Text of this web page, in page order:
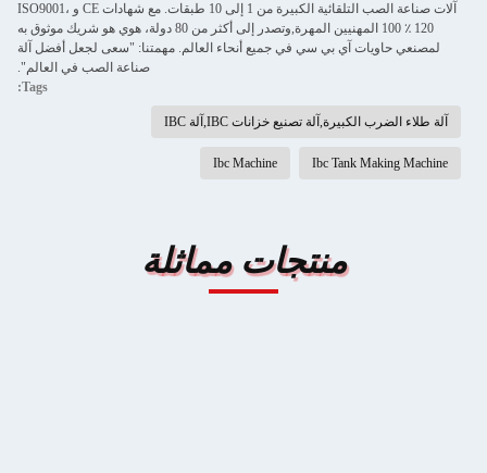
آلات صناعة الصب التلقائية الكبيرة من 1 إلى 10 طبقات. مع شهادات CE و ISO9001،
100 ٪ 120 المهنيين المهرة,وتصدر إلى أكثر من 80 دولة، هوي هو شريك موثوق به
لمصنعي حاويات آي بي سي في جميع أنحاء العالم. مهمتنا: "سعى لجعل أفضل آلة
صناعة الصب في العالم".
Tags:
آلة طلاء الضرب الكبيرة,آلة تصنيع خزانات IBC,آلة IBC
Ibc Tank Making Machine
Ibc Machine
منتجات مماثلة